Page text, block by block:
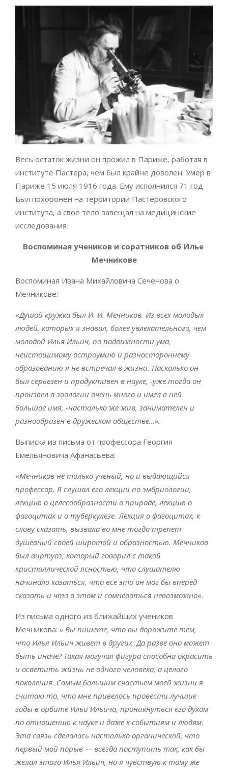
Весь остаток жизни он прожил в Париже, работая в
институте Пастера, чем был крайне доволен. Умер в
Париже 15 июля 1916 года. Ему исполнился 71 год.
Был похоронен на территории Пастеровского
института, а свое тело завещал на медицинские
исследования.
Воспоминая учеников и соратников об Илье
Мечникове
Воспоминая Ивана Михайловича Сеченова о
Мечникове:
«Душой кружка был И. И. Мечников. Из всех молодых
людей, которых я знавал, более увлекательного, чем
молодой Илья Ильич, по подвижности ума,
неистощимому остроумию и разностороннему
образованию я не встречал в жизни. Насколько он
был серьезен и продуктивен в науке, -уже тогда он
произвел в зоологии очень много и имел в ней
большое имя, -настолько же жив, занимателен и
разнообразен в дружеском обществе…».
Выписка из письма от профессора Георгия
Емельяновича Афанасьева:
«Мечников не только ученый, но и выдающийся
профессор. Я слушал его лекции по эмбриологии,
лекцию о целесообразности в природе, лекцию о
фагоцитах и о туберкулезе. Лекция о фагоцитах, к
слову сказать, вызвала во мне тогда трепет
душевный своей широтой и образностью. Мечников
был виртуоз, который говорил с такой
кристаллической ясностью, что слушателю
начинало казаться, что все это он мог бы вперед
сказать и что в этом и сомневаться невозможно«.
Из письма одного из ближайших учеников
Мечникова: » Вы пишете, что вы дорожите тем,
что Илья Ильич живет в других. Да разве оно может
быть иначе? Такая могучая фигура способна окрасить
и осветить жизнь не одного человека, а целого
поколения. Самым большим счастьем моей жизни я
считаю то, что мне привелось провести лучшие
годы в орбите Ильи Ильича, проникнуться его духом
по отношению к науке и даже к событиям и людям.
Эта связь сделалась настолько органической, что
первый мой порыв — всегда поступить так, как бы
желал этого Илья Ильич, но я чувствую к тому же